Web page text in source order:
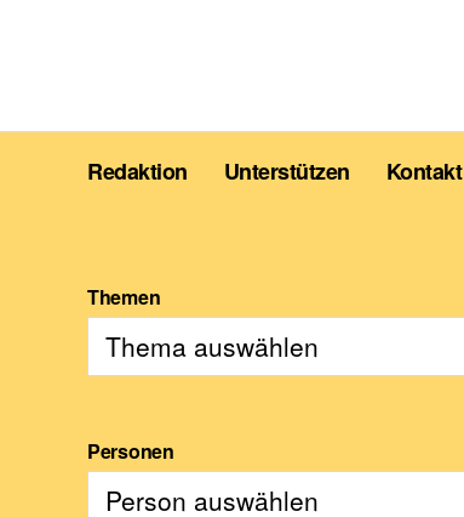
Redaktion Unterstützen Kontakt
Themen
Personen